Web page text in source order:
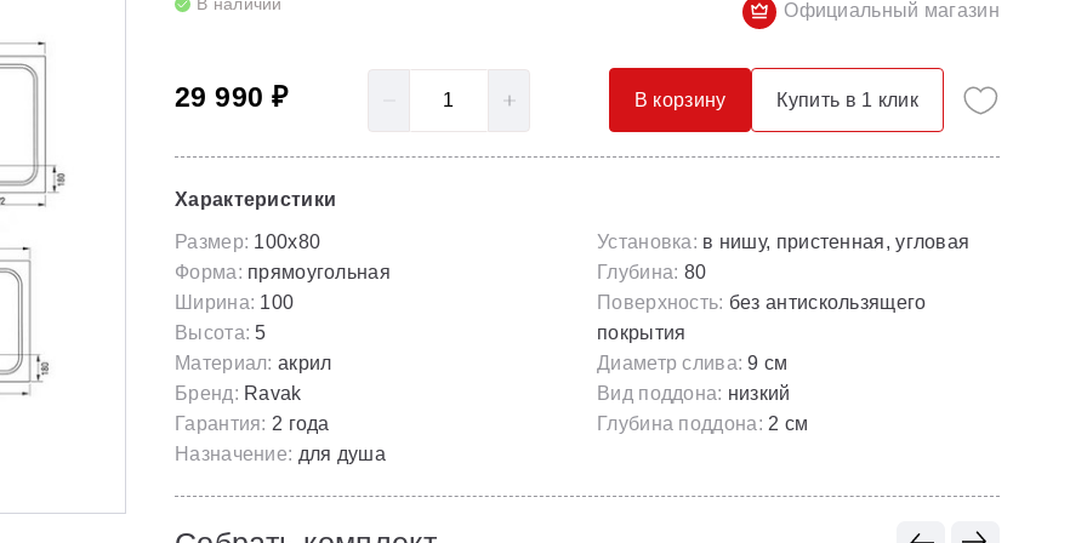
Гидромассаж для ванны
Rosa I
Опорные конструкции для ванн
Панели для ванн
Скрытые части
Смесители с гигиеническим душем
Смесители скрытого монтажа
Официальный магазин
29 990 ₽ В корзину Купить в 1 клик
Характеристики
Размер: 100x80
Форма: прямоугольная
Ширина: 100
Высота: 5
Материал: акрил
Бренд: Ravak
Гарантия: 2 года
Назначение: для душа
Установка: в нишу, пристенная, угловая
Глубина: 80
Поверхность:
покрытия
Диаметр слива: 9 см
Вид поддона: низкий
Глубина поддона: 2 см